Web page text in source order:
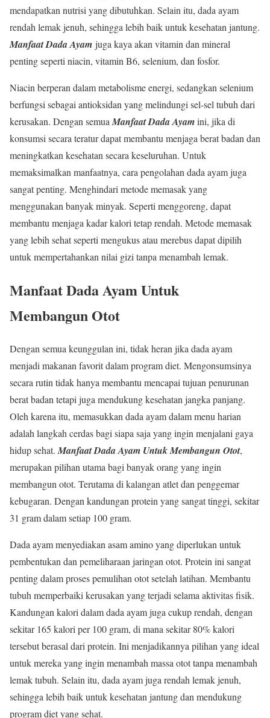
mendapatkan nutrisi yang dibutuhkan. Selain itu, dada ayam
rendah lemak jenuh, sehingga lebih baik untuk kesehatan jantung.
Manfaat Dada Ayam juga kaya akan vitamin dan mineral
penting seperti niacin, vitamin B6, selenium, dan fosfor.
Niacin berperan dalam metabolisme energi, sedangkan selenium
berfungsi sebagai antioksidan yang melindungi sel-sel tubuh dari
kerusakan. Dengan semua Manfaat Dada Ayamini, jika di
konsumsi secara teratur dapat membantu menjaga berat badan dan
meningkatkan kesehatan secara keseluruhan. Untuk
memaksimalkan manfaatnya, cara pengolahan dada ayam juga
sangat penting. Menghindari metode memasak yang
menggunakan banyak minyak. Seperti menggoreng, dapat
membantu menjaga kadar kalori tetap rendah. Metode memasak
yang lebih sehat seperti mengukus atau merebus dapat dipilih
untuk mempertahankan nilai gizi tanpa menambah lemak.
Manfaat Dada AyamUntuk
Membangun Otot
Dengan semua keunggulan ini, tidak heran jika dada ayam
menjadi makanan favorit dalam program diet. Mengonsumsinya
secara rutin tidak hanya membantu mencapai tujuan penurunan
berat badan tetapi juga mendukung kesehatan jangka panjang.
Oleh karena itu, memasukkan dada ayam dalam menu harian
adalah langkah cerdas bagi siapa saja yang ingin menjalani gaya
hidup sehat. Manfaat Dada Ayam Untuk Membangun Otot,
merupakan pilihan utama bagi banyak orang yang ingin
membangun otot. Terutama di kalangan atlet dan penggemar
kebugaran. Dengan kandungan protein yang sangat tinggi, sekitar
31 gram dalam setiap 100 gram.
Dada ayam menyediakan asam amino yang diperlukan untuk
pembentukan dan pemeliharaan jaringan otot. Protein ini sangat
penting dalam proses pemulihan otot setelah latihan. Membantu
tubuh memperbaiki kerusakan yang terjadi selama aktivitas fisik.
Kandungan kalori dalam dada ayam juga cukup rendah, dengan
sekitar 165 kalori per 100 gram, di mana sekitar 80% kalori
tersebut berasal dari protein. Ini menjadikannya pilihan yang ideal
untuk mereka yang ingin menambah massa otot tanpa menambah
lemak tubuh. Selain itu, dada ayam juga rendah lemak jenuh,
sehingga lebih baik untuk kesehatan jantung dan mendukung
program diet yang sehat.